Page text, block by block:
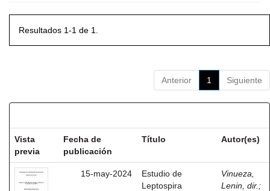
Resultados 1-1 de 1.
Anterior 1 Siguiente
Vista
previa
Fecha de
publicación
Título Autor(es)
15-may-2024
Estudio de
Leptospira
Vinueza,
Lenin, dir. ;